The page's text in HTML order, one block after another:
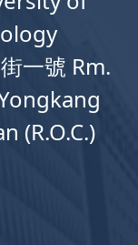
一號 Rm.
(R.O.C.)